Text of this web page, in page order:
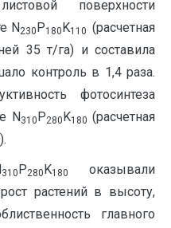
поверхности
N230P180K110 (расчетная
35 т/га) и составила
контроль в 1,4 раза.
фотосинтеза
N310P280K180 (расчетная
310P280K180
оказывали
растений в высоту,
главного